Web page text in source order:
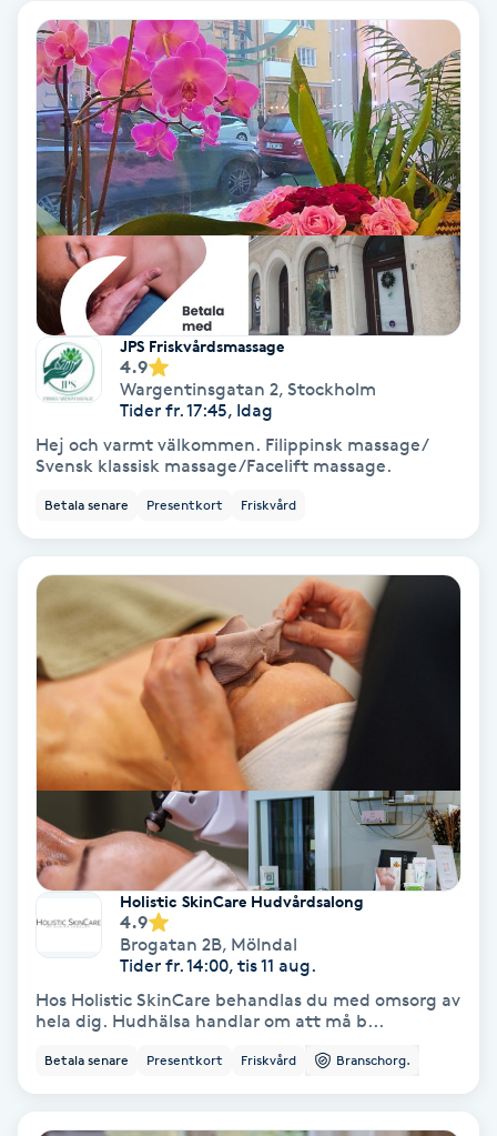
Nagelklippning
Nagelsvamp
Nageltrång
Nagelvård
Naglar borttagning
Naglar reparation
Naprapati
Navelpiercing
Ny frisyr
Olaplex
Olaplexbehandling
Ombre brows
Ombre naglar
JPS Friskvårdsmassage
4.9
Wargentinsgatan 2, Stockholm
Tider fr. 17:45, Idag
Hej och varmt välkommen. Filippinsk massage/
Svensk klassisk massage/Facelift massage.
Betala senare Presentkort Friskvård
Holistic SkinCare Hudvårdsalong
4.9
Brogatan 2B, Mölndal
Tider fr. 14:00, tis 11 aug.
Hos Holistic SkinCare behandlas du med omsorg av
hela dig. Hudhälsa handlar om att må b...
Betala senare Presentkort Friskvård Branschorg.